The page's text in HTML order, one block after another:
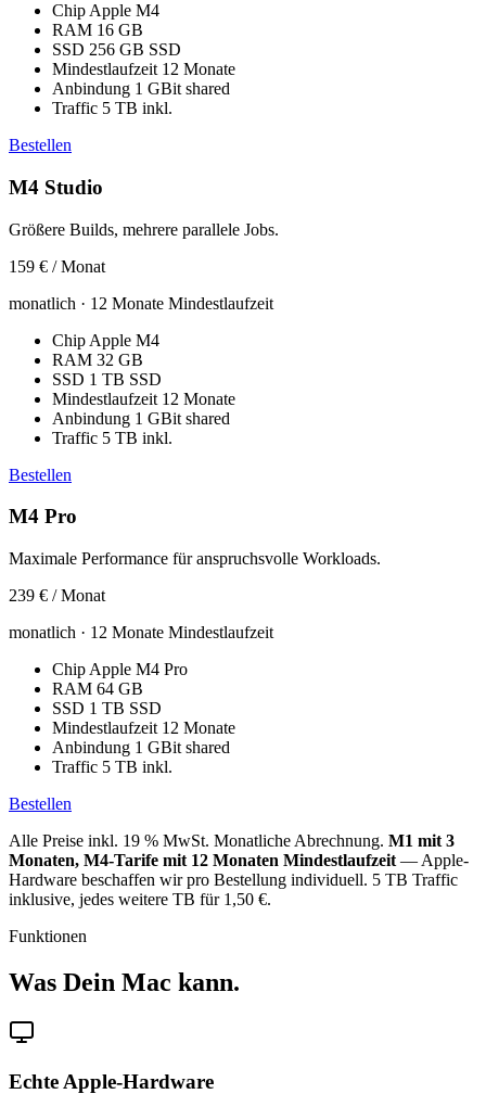
Chip Apple M4
RAM 16 GB
SSD 256 GB SSD
Mindestlaufzeit 12 Monate
Anbindung 1 GBit shared
Traffic 5 TB inkl.
Bestellen
M4 Studio
Größere Builds, mehrere parallele Jobs.
159 € / Monat
monatlich · 12 Monate Mindestlaufzeit
Chip Apple M4
RAM 32 GB
SSD 1 TB SSD
Mindestlaufzeit 12 Monate
Anbindung 1 GBit shared
Traffic 5 TB inkl.
Bestellen
M4 Pro
Maximale Performance für anspruchsvolle Workloads.
239 € / Monat
monatlich · 12 Monate Mindestlaufzeit
Chip Apple M4 Pro
RAM 64 GB
SSD 1 TB SSD
Mindestlaufzeit 12 Monate
Anbindung 1 GBit shared
Traffic 5 TB inkl.
Bestellen
Alle Preise inkl. 19 % MwSt. Monatliche Abrechnung. M1 mit 3
Monaten, M4-Tarife mit 12 Monaten Mindestlaufzeit — Apple-
Hardware beschaffen wir pro Bestellung individuell. 5 TB Traffic
inklusive, jedes weitere TB für 1,50 €.
Funktionen
Was Dein Mac kann.
Echte Apple-Hardware